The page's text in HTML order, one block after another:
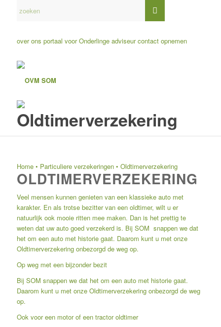
over ons portaal voor Onderlinge adviseur contact opnemen
Oldtimerverzekering
Home• Particuliere verzekeringen• Oldtimerverzekering
OLDTIMERVERZEKERING
Veel mensen kunnen genieten van een klassieke auto met
karakter. En als trotse bezitter van een oldtimer, wilt u er
natuurlijk ook mooie ritten mee maken. Dan is het prettig te
weten dat uw auto goed verzekerd is. Bij SOM snappen we dat
het om een auto met historie gaat. Daarom kunt u met onze
Oldtimerverzekering onbezorgd de weg op.
Op weg met een bijzonder bezit
Bij SOM snappen we dat het om een auto met historie gaat.
Daarom kunt u met onze Oldtimerverzekering onbezorgd de weg
op.
Ook voor een motor of een tractor oldtimer